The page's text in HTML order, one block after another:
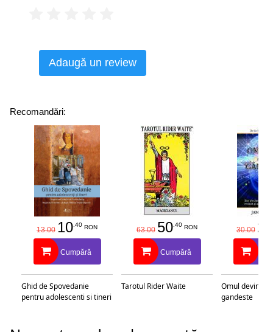
Adaugă un review
Recomandări:
13.00 10.40 RON
Cumpără
Ghid de Spovedanie
pentru adolescenti si tineri
63.00 50.40 RON
Cumpără
Tarotul Rider Waite
30.00 25
Omul devine
gandeste